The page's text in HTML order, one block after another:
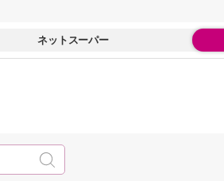
ネットスーパー